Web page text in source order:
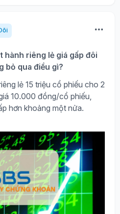
hành riêng lẻ giá gấp đôi
bỏ qua điều gì?
lẻ 15 triệu cổ phiếu cho 2
10.000 đồng/cổ phiếu,
hơn khoảng một nửa.